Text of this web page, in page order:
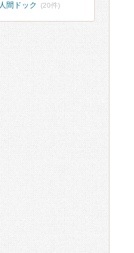
人間ドック (20件)